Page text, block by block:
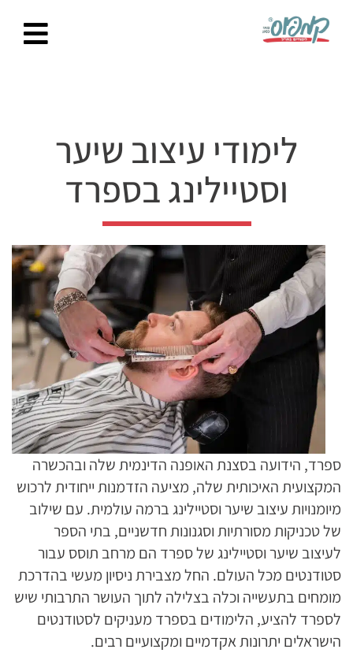
content
לימודי עיצוב שיער
וסטיילינג בספרד
ספרד, הידועה בסצנת האופנה הדינמית שלה ובהכשרה
המקצועית האיכותית שלה, מציעה הזדמנות ייחודית לרכוש
מיומנויות עיצוב שיער וסטיילינג ברמה עולמית. עם שילוב
של טכניקות מסורתיות וסגנונות חדשניים, בתי הספר
לעיצוב שיער וסטיילינג של ספרד הם מרחב תוסס עבור
סטודנטים מכל העולם. החל מצבירת ניסיון מעשי בהדרכת
מומחים בתעשייה וכלה בצלילה לתוך העושר התרבותי שיש
לספרד להציע, הלימודים בספרד מעניקים לסטודנטים
הישראלים יתרונות אקדמיים ומקצועיים רבים.